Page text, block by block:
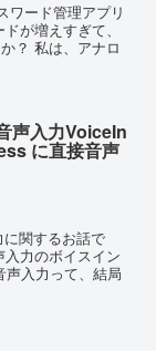
ワード管理アプリ
が増えすぎて、
？ 私は、アナロ
声入力VoiceIn
に直接音声
関するお話で
力のボイスイン
声入力って、結局